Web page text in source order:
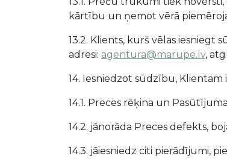
kārtību un ņemot vērā
13.2. Klients, kurš vēlas
adresi: agentura@marupe.lv,
14. Iesniedzot sūdzību, Klientam
14.1. Preces rēķina un
14.2. jānorāda Preces defekts,
14.3. jāiesniedz citi pierādījumi,